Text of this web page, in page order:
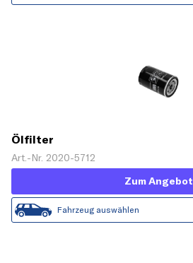
Ölfilter
Art.-Nr. 2020-5712
Zum Angebot
Fahrzeug auswählen